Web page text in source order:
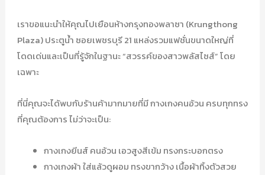
เราขอแนะนำให้คุณไปเยือนห้างกรุงทองพลาซา (Krungthong
Plaza) ประตูน้ำ ซอยเพชรบุรี 21 แหล่งรวมแฟชั่นขนาดใหญ่ที่
โดดเด่นและเป็นที่รู้จักในฐานะ “สวรรค์ของสาวพลัสไซส์” โดย
เฉพาะ
ที่นี่คุณจะได้พบกับร้านค้ามากมายที่มี กางเกงคนอ้วน ครบทุกทรง
ที่คุณต้องการ ไม่ว่าจะเป็น:
กางเกงยีนส์ คนอ้วน เอวสูงสีเข้ม ทรงกระบอกตรง
กางเกงผ้า ใส่แล้วดูผอม ทรงขากว้าง เนื้อผ้าทิ้งตัวสวย